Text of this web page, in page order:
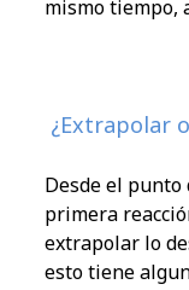
mismo tiempo,
¿Extrapolar
Desde el punto
primera
extrapolar lo
esto tiene